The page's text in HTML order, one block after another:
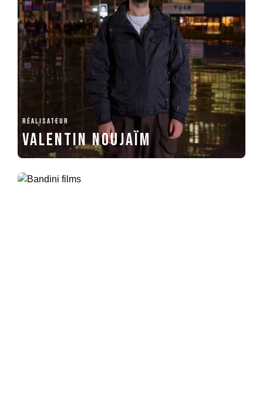
RÉALISATEUR
Valentin Noujaïm